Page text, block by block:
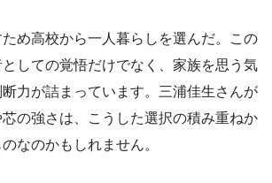
め高校から一人暮らしを選んだ。この
しての覚悟だけでなく、家族を思う気
力が詰まっています。三浦佳生さんが
の強さは、こうした選択の積み重ねか
なのかもしれません。